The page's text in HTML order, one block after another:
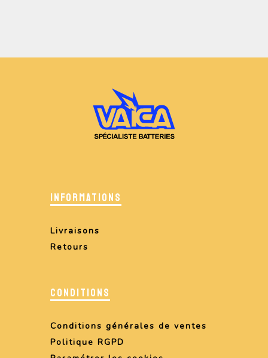
INFORMATIONS
Livraisons
Retours
CONDITIONS
Conditions générales de ventes
Politique RGPD